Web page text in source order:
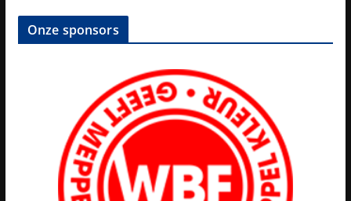
Onze sponsors